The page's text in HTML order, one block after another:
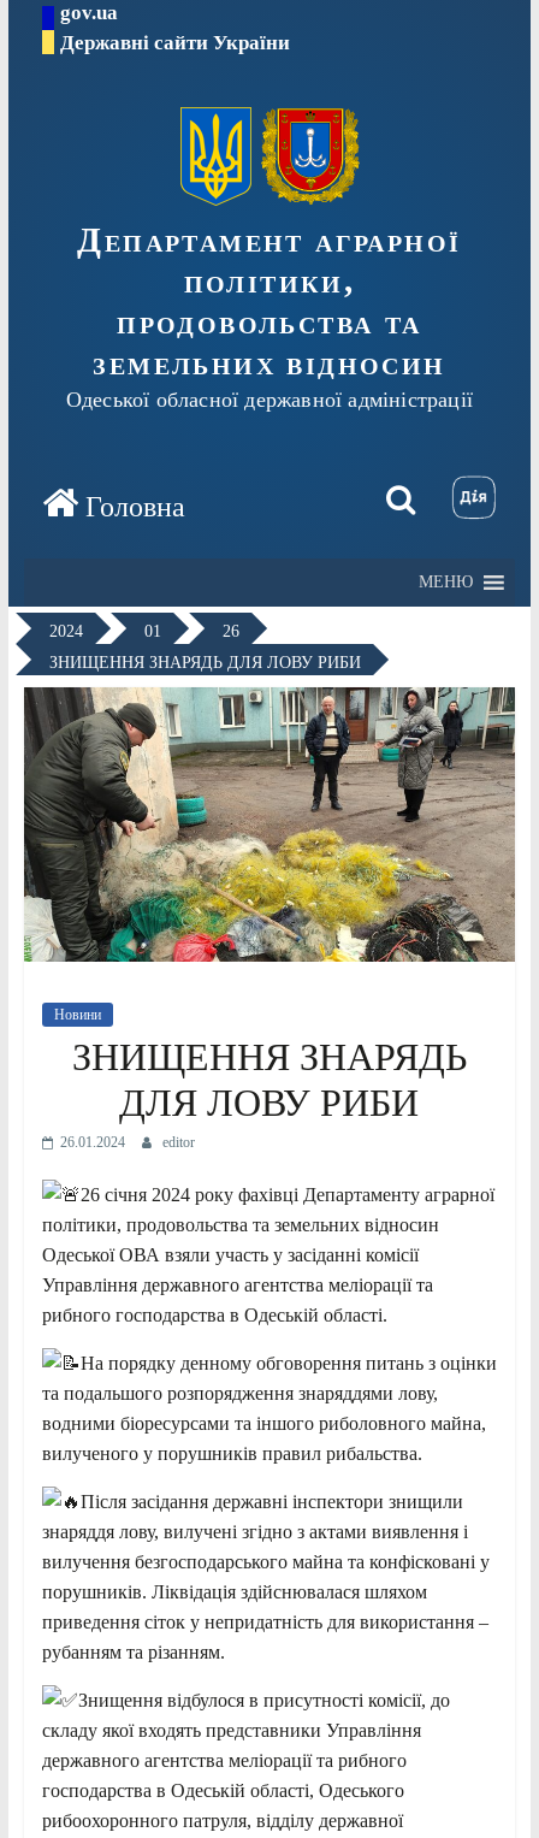
Перейтиgov.ua
Державні сайти України
Департамент аграрної
політики,
продовольства та
земельних відносин
Одеської обласної державної адміністрації
МЕНЮ
2024 01
26
ЗНИЩЕННЯ ЗНАРЯДЬ ДЛЯ ЛОВУ РИБИ
Новини
ЗНИЩЕННЯ ЗНАРЯДЬ
ДЛЯ ЛОВУ РИБИ
26.01.2024 editor
26 січня 2024 року фахівці Департаменту аграрної
політики, продовольства та земельних відносин
Одеської ОВА взяли участь у засіданні комісії
Управління державного агентства меліорації та
рибного господарства в Одеській області.
На порядку денному обговорення питань з оцінки
та подальшого розпорядження знаряддями лову,
водними біоресурсами та іншого риболовного майна,
вилученого у порушників правил рибальства.
Після засідання державні інспектори знищили
знаряддя лову, вилучені згідно з актами виявлення і
вилучення безгосподарського майна та конфісковані у
порушників. Ліквідація здійснювалася шляхом
приведення сіток у непридатність для використання –
рубанням та різанням.
Знищення відбулося в присутності комісії, до
складу якої входять представники Управління
державного агентства меліорації та рибного
господарства в Одеській області, Одеського
рибоохоронного патруля, відділу державної